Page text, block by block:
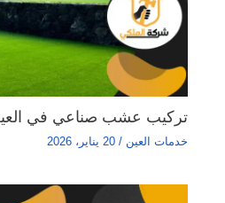
تركيب عشب صناعي في
خدمات العين / 20 يناير، 2026